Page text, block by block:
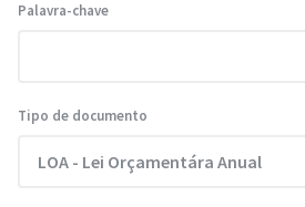
Palavra-chave
Tipo de documento